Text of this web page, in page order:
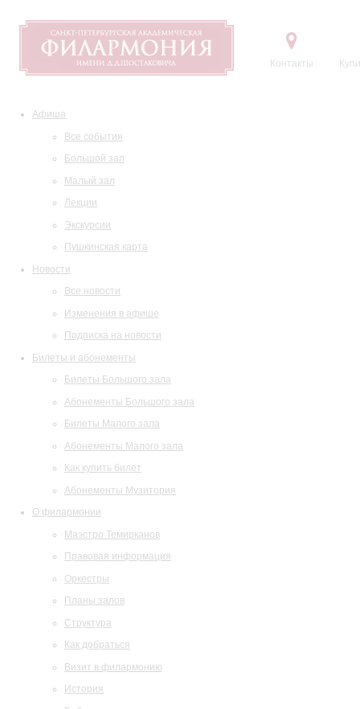
Контакты
Афиша
Все события
Большой зал
Малый зал
Лекции
Экскурсии
Пушкинская карта
Новости
Все новости
Изменения в афише
Подписка на новости
Билеты и абонементы
Билеты Большого зала
Абонементы Большого зала
Билеты Малого зала
Абонементы Малого зала
Как купить билет
Абонементы Музитория
О филармонии
Маэстро Темирканов
Правовая информация
Оркестры
Планы залов
Структура
Как добраться
Визит в филармонию
История